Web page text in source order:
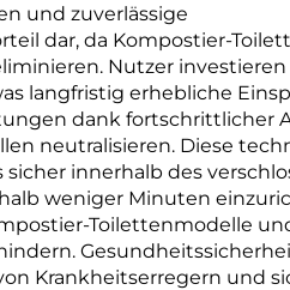
und zuverlässige
dar, da Kompostier-
Nutzer
langfristig erhebliche
dank fortschrittlicher
neutralisieren. Diese
innerhalb des
weniger Minuten
Toilettenmodelle
Krankheitserregern und